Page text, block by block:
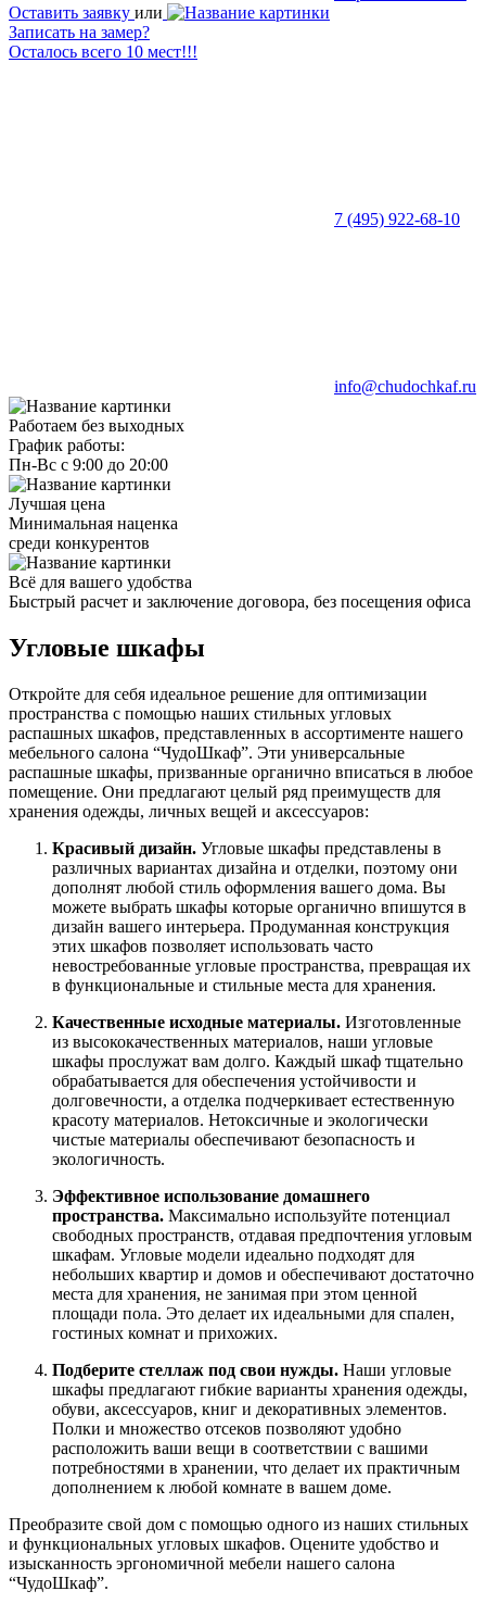
Оставить заявку или
Записать на замер?
Осталось всего 10 мест!!!
7 (495) 922-68-10
info@chudochkaf.ru
Работаем без выходных
График работы:
Пн-Вс с 9:00 до 20:00
Лучшая цена
Минимальная наценка
среди конкурентов
Всё для вашего удобства
Быстрый расчет и заключение договора, без посещения офиса
Угловые шкафы
Откройте для себя идеальное решение для оптимизации
пространства с помощью наших стильных угловых
распашных шкафов, представленных в ассортименте нашего
мебельного салона “ЧудоШкаф”. Эти универсальные
распашные шкафы, призванные органично вписаться в любое
помещение. Они предлагают целый ряд преимуществ для
хранения одежды, личных вещей и аксессуаров:
Красивый дизайн. Угловые шкафы представлены в
различных вариантах дизайна и отделки, поэтому они
дополнят любой стиль оформления вашего дома. Вы
можете выбрать шкафы которые органично впишутся в
дизайн вашего интерьера. Продуманная конструкция
этих шкафов позволяет использовать часто
невостребованные угловые пространства, превращая их
в функциональные и стильные места для хранения.
Качественные исходные материалы. Изготовленные
из высококачественных материалов, наши угловые
шкафы прослужат вам долго. Каждый шкаф тщательно
обрабатывается для обеспечения устойчивости и
долговечности, а отделка подчеркивает естественную
красоту материалов. Нетоксичные и экологически
чистые материалы обеспечивают безопасность и
экологичность.
Эффективное использование домашнего
пространства. Максимально используйте потенциал
свободных пространств, отдавая предпочтения угловым
шкафам. Угловые модели идеально подходят для
небольших квартир и домов и обеспечивают достаточно
места для хранения, не занимая при этом ценной
площади пола. Это делает их идеальными для спален,
гостиных комнат и прихожих.
Подберите стеллаж под свои нужды. Наши угловые
шкафы предлагают гибкие варианты хранения одежды,
обуви, аксессуаров, книг и декоративных элементов.
Полки и множество отсеков позволяют удобно
расположить ваши вещи в соответствии с вашими
потребностями в хранении, что делает их практичным
дополнением к любой комнате в вашем доме.
Преобразите свой дом с помощью одного из наших стильных
и функциональных угловых шкафов. Оцените удобство и
изысканность эргономичной мебели нашего салона
“ЧудоШкаф”.